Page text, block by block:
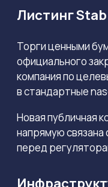
Листинг
Торги ценными
официального
компания по
в стандартные
Новая публичная
напрямую
перед